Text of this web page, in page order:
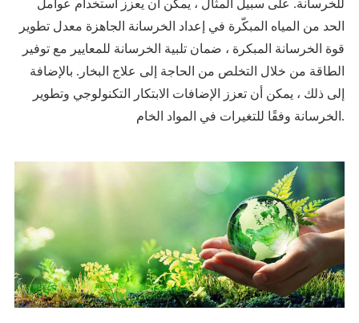
للخرسانة. على سبيل المثال ، يمكن أن يعزز استخدام عوامل
الحد من المياه المبكّرة في إعداد الخرسانة الجاهزة معدل تطوير
قوة الخرسانة المبكرة ، ضمان تلبية الخرسانة للمعايير مع توفير
الطاقة من خلال التخلص من الحاجة إلى علاج البخار. بالإضافة
إلى ذلك ، يمكن أن تعزز الإضافات الابتكار التكنولوجي وتطوير
الخرسانة وفقًا للتغيرات في المواد الخام.